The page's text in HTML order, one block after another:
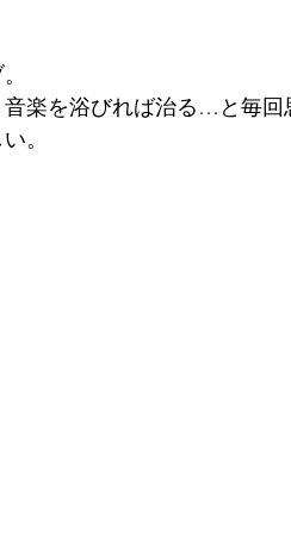
楽を浴びれば治る…と毎回
。